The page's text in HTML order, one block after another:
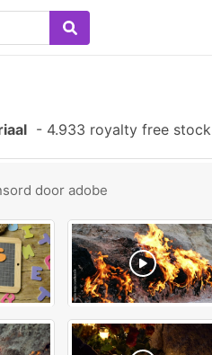
- 4.933 royalty free
door adobe